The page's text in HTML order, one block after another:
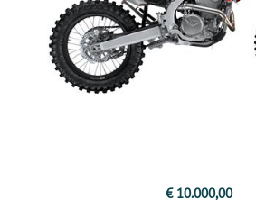
€ 10.000,00